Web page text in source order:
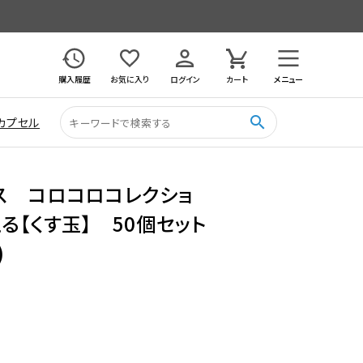
購入履歴
お気に入り ログイン カート メニュー
プセル search
コロコロコレクショ
【くす玉】 50個セット